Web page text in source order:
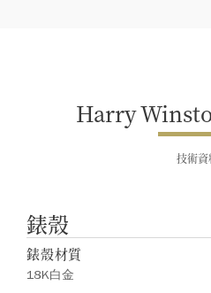
Harry
技術資
錶殼
錶殼材質
18K白金